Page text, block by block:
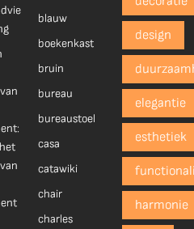
blauw
boekenkast
bruin
bureau
bureaustoel
casa
catawiki
chair
charles
design
elegantie
esthetiek
harmonie